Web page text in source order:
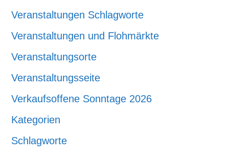
Veranstaltungen Schlagworte
Veranstaltungen und Flohmärkte
Veranstaltungsorte
Veranstaltungsseite
Verkaufsoffene Sonntage 2026
Kategorien
Schlagworte